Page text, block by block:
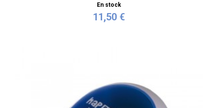
En stock
11,50 €